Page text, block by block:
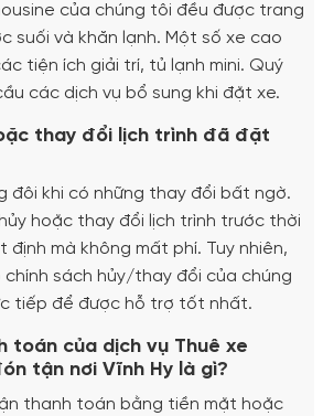
của chúng tôi đều được trang
suối và khăn lạnh. Một số xe cao
tiện ích giải trí, tủ lạnh mini. Quý
các dịch vụ bổ sung khi đặt xe.
thay đổi lịch trình đã đặt
đôi khi có những thay đổi bất ngờ.
hoặc thay đổi lịch trình trước thời
định mà không mất phí. Tuy nhiên,
chính sách hủy/thay đổi của chúng
tiếp để được hỗ trợ tốt nhất.
toán của dịch vụ Thuê xe
tận nơi Vĩnh Hy là gì?
thanh toán bằng tiền mặt hoặc